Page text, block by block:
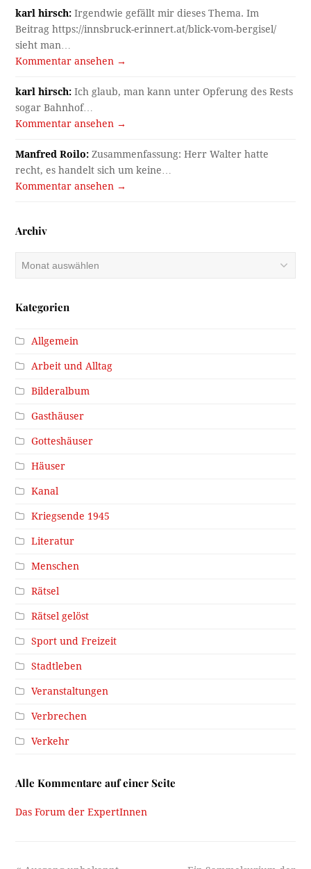
karl hirsch: Irgendwie gefällt mir dieses Thema. Im
Beitrag https://innsbruck-erinnert.at/blick-vom-bergisel/
sieht man…
Kommentar ansehen →
karl hirsch: Ich glaub, man kann unter Opferung des Rests
sogar Bahnhof…
Kommentar ansehen →
Manfred Roilo: Zusammenfassung: Herr Walter hatte
recht, es handelt sich um keine…
Kommentar ansehen →
Archiv
Archiv
Kategorien
Allgemein
Arbeit und Alltag
Bilderalbum
Gasthäuser
Gotteshäuser
Häuser
Kanal
Kriegsende 1945
Literatur
Menschen
Rätsel
Rätsel gelöst
Sport und Freizeit
Stadtleben
Veranstaltungen
Verbrechen
Verkehr
Alle Kommentare auf einer Seite
Das Forum der ExpertInnen